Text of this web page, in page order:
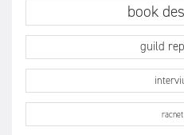
book
guild